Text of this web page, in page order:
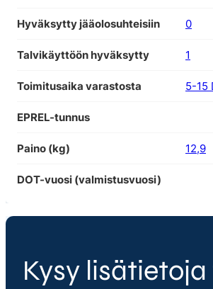
Hyväksytty jääolosuhteisiin 0
Talvikäyttöön hyväksytty 1
Toimitusaika varastosta 5-15
EPREL-tunnus
Paino (kg) 12,9
DOT-vuosi (valmistusvuosi)
Kysy